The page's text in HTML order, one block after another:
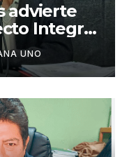
advierte
Integral
para
UNO